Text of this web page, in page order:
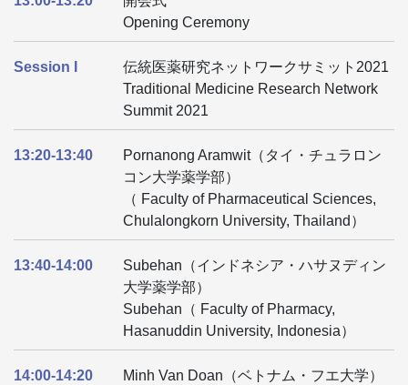
Opening Ceremony
Session I
伝統医薬研究ネットワークサミット2021
Traditional Medicine Research Network
Summit 2021
13:20-13:40
Pornanong Aramwit（タイ・チュラロン
コン大学薬学部）
（ Faculty of Pharmaceutical Sciences,
Chulalongkorn University, Thailand）
13:40-14:00
Subehan（インドネシア・ハサヌディン
大学薬学部）
Subehan（ Faculty of Pharmacy,
Hasanuddin University, Indonesia）
14:00-14:20
Minh Van Doan（ベトナム・フエ大学）